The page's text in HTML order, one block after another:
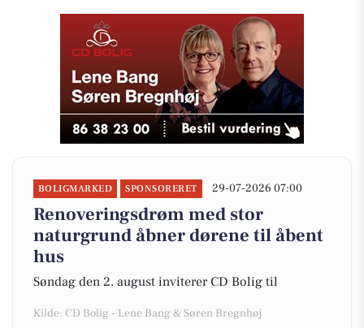
BOLIGMARKED SPONSORERET 29-07-2026 07:00
Renoveringsdrøm med stor
naturgrund åbner dørene til åbent
hus
Søndag den 2. august inviterer CD Bolig til
Kilde: CD Bolig - Lene Bang & Søren Bregnhøj